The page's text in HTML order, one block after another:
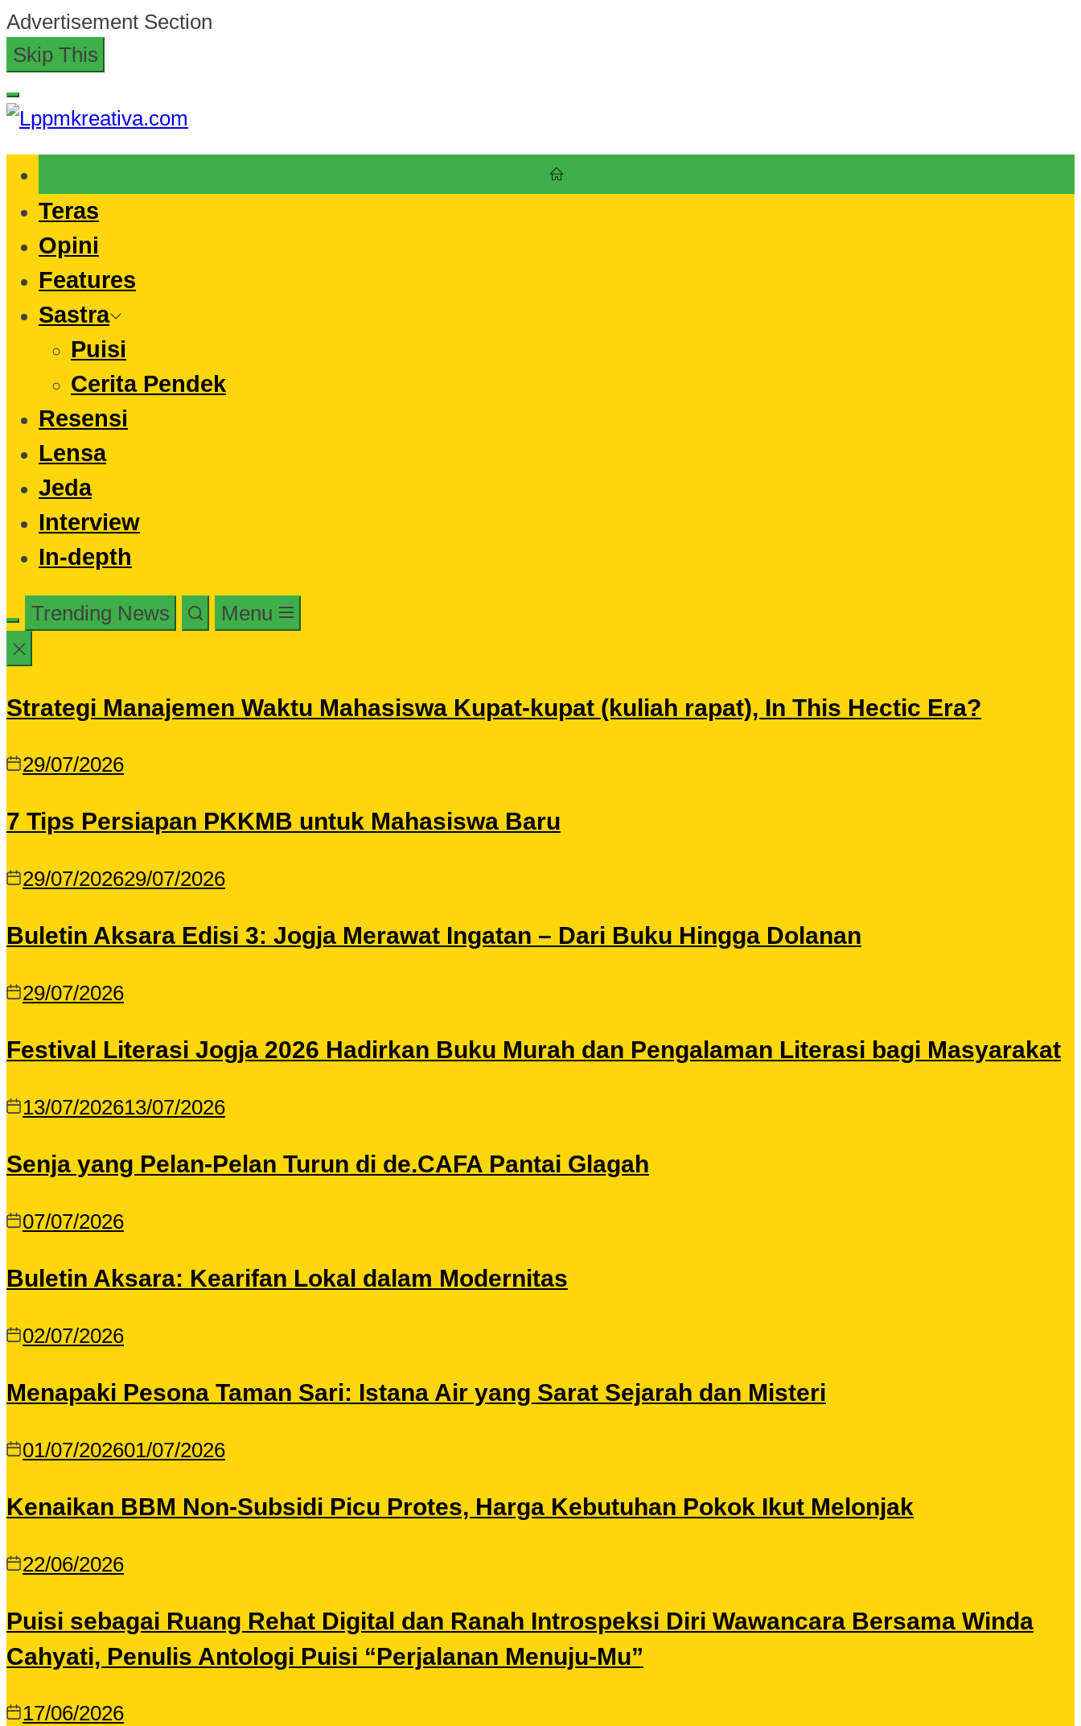
Skip
to
content
Advertisement Section
Skip This
Teras
Opini
Features
Sastra
Puisi
Cerita Pendek
Resensi
Lensa
Jeda
Interview
In-depth
Trending News Menu
Strategi Manajemen Waktu Mahasiswa Kupat-kupat (kuliah rapat), In This Hectic Era?
29/07/2026
7 Tips Persiapan PKKMB untuk Mahasiswa Baru
29/07/202629/07/2026
Buletin Aksara Edisi 3: Jogja Merawat Ingatan – Dari Buku Hingga Dolanan
29/07/2026
Festival Literasi Jogja 2026 Hadirkan Buku Murah dan Pengalaman Literasi bagi Masyarakat
13/07/202613/07/2026
Senja yang Pelan-Pelan Turun di de.CAFA Pantai Glagah
07/07/2026
Buletin Aksara: Kearifan Lokal dalam Modernitas
02/07/2026
Menapaki Pesona Taman Sari: Istana Air yang Sarat Sejarah dan Misteri
01/07/202601/07/2026
Kenaikan BBM Non-Subsidi Picu Protes, Harga Kebutuhan Pokok Ikut Melonjak
22/06/2026
Puisi sebagai Ruang Rehat Digital dan Ranah Introspeksi Diri Wawancara Bersama Winda
Cahyati, Penulis Antologi Puisi “Perjalanan Menuju-Mu”
17/06/2026